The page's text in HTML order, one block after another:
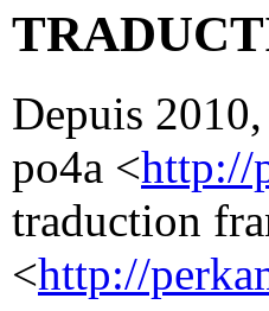
Depuis
po4a <http://
traduction
<http://